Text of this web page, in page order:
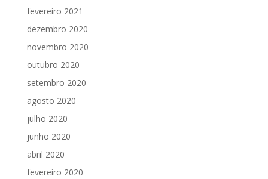
fevereiro 2021
dezembro 2020
novembro 2020
outubro 2020
setembro 2020
agosto 2020
julho 2020
junho 2020
abril 2020
fevereiro 2020